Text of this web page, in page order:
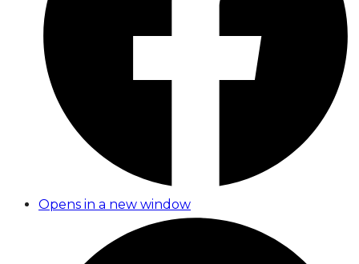
Opens in a new window